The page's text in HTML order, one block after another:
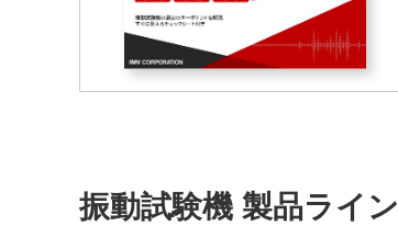
振動試験機 製品ライ